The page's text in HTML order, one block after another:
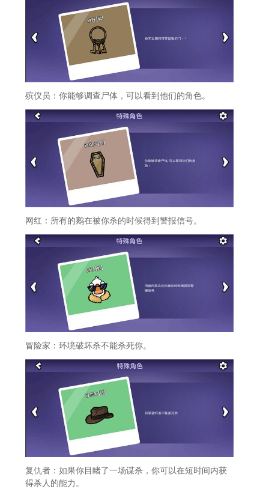
殡仪员：你能够调查尸体，可以看到他们的角色。
网红：所有的鹅在被你杀的时候得到警报信号。
冒险家：环境破坏杀不能杀死你。
复仇者：如果你目睹了一场谋杀，你可以在短时间内获
得杀人的能力。